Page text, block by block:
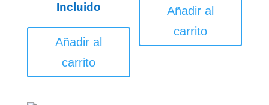
Incluido
Añadir al
carrito
Añadir al
carrito